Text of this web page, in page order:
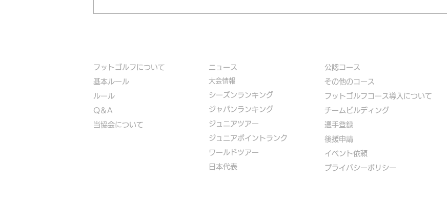
フットゴルフについて
基本ルール
ルール
Q＆A
​当協会について
​ニュース
大会情報
シーズンランキング
ジャパンランキング
ジュニアツアー
ジュニアポイントランク
​ワールドツアー
​​日本代表
公認コース
​その他のコース
​ フットゴルフコース導入について
​チームビルディング
選手登録​
​後援申請
​イベント依頼
プライバシーポリシー